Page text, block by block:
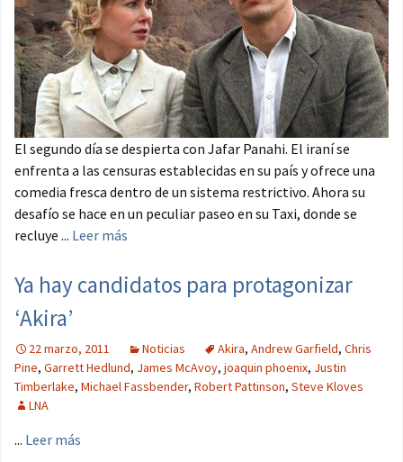
El segundo día se despierta con Jafar Panahi. El iraní se
enfrenta a las censuras establecidas en su país y ofrece una
comedia fresca dentro de un sistema restrictivo. Ahora su
desafío se hace en un peculiar paseo en su Taxi, donde se
recluye ... Leer más
Ya hay candidatos para protagonizar
‘Akira’
22 marzo, 2011 Noticias Akira, Andrew Garfield, Chris
Pine, Garrett Hedlund, James McAvoy, joaquin phoenix, Justin
Timberlake, Michael Fassbender, Robert Pattinson, Steve Kloves
LNA
... Leer más